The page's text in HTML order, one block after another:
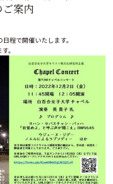
案内
程で開催いたします。
。